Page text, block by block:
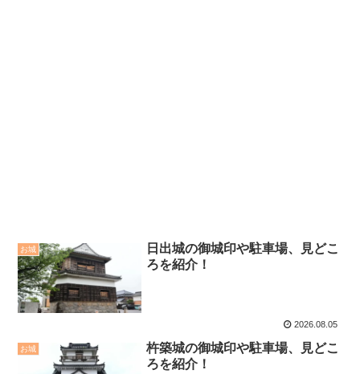
お城
日出城の御城印や駐車場、見どこ
ろを紹介！
2026.08.05
お城
杵築城の御城印や駐車場、見どこ
ろを紹介！